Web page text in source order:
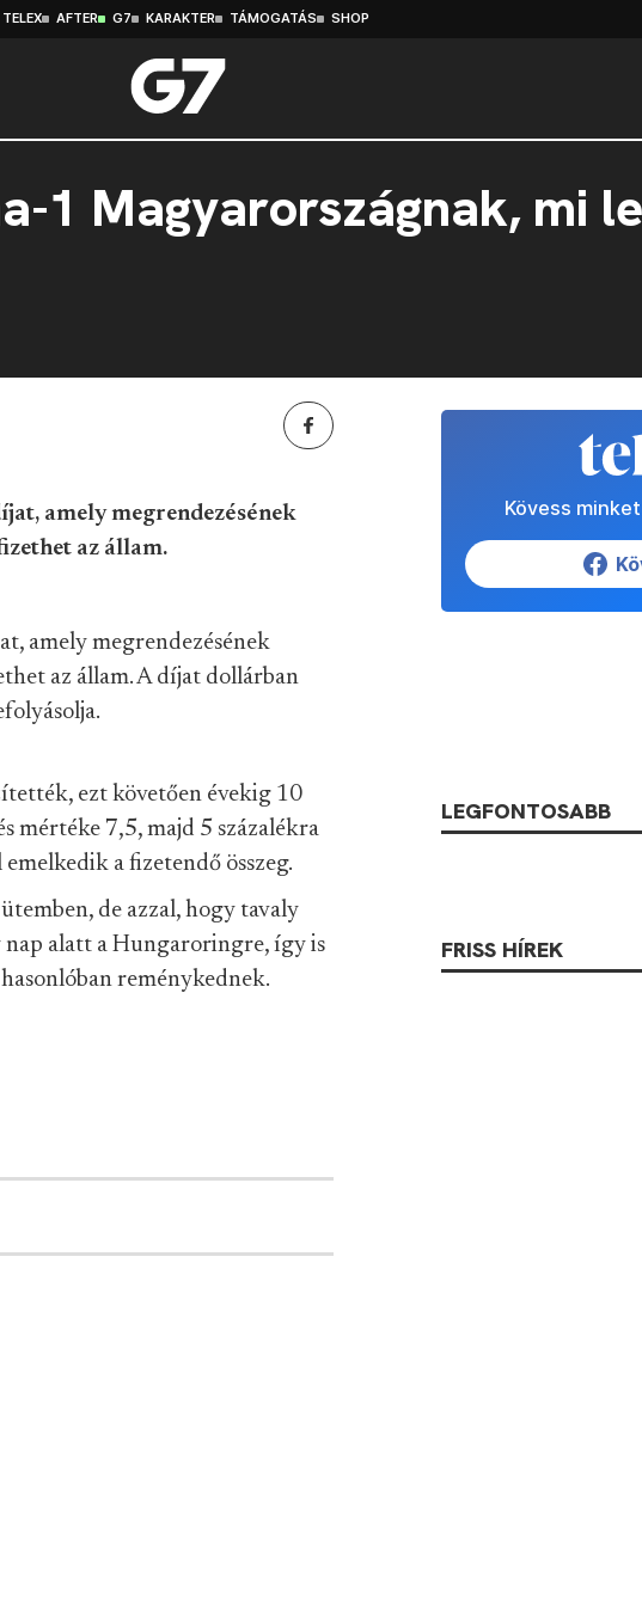
TELEX AFTER G7 KARAKTER TÁMOGATÁS SHOP
1 Magyarországnak, mi
amely megrendezésének
az állam.
amely megrendezésének
az állam. A díjat dollárban
ezt követően évekig 10
mértéke 7,5, majd 5 százalékra
a fizetendő összeg.
de azzal, hogy tavaly
alatt a Hungaroringre, így is
reménykednek.
Kövess
LEGFONTOSABB
FRISS HÍREK